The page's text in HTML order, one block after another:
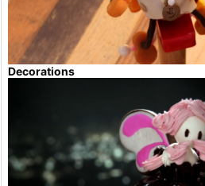
Decorations